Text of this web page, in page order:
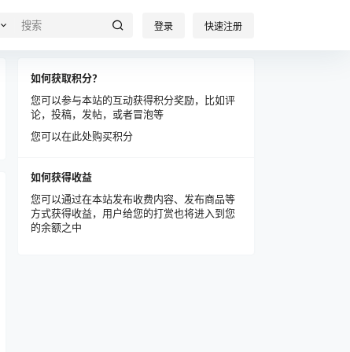
登录 快速注册
如何获取积分？
您可以参与本站的互动获得积分奖励，比如评
论，投稿，发帖，或者冒泡等
您可以在此处购买积分
如何获得收益
您可以通过在本站发布收费内容、发布商品等
方式获得收益，用户给您的打赏也将进入到您
的余额之中